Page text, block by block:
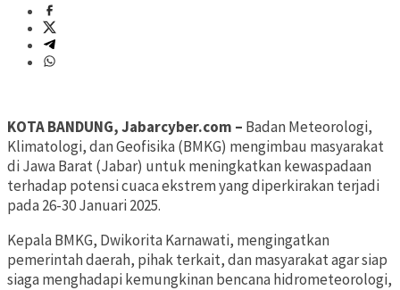
KOTA BANDUNG, Jabarcyber.com – Badan Meteorologi,
Klimatologi, dan Geofisika (BMKG) mengimbau masyarakat
di Jawa Barat (Jabar) untuk meningkatkan kewaspadaan
terhadap potensi cuaca ekstrem yang diperkirakan terjadi
pada 26-30 Januari 2025.
Kepala BMKG, Dwikorita Karnawati, mengingatkan
pemerintah daerah, pihak terkait, dan masyarakat agar siap
siaga menghadapi kemungkinan bencana hidrometeorologi,